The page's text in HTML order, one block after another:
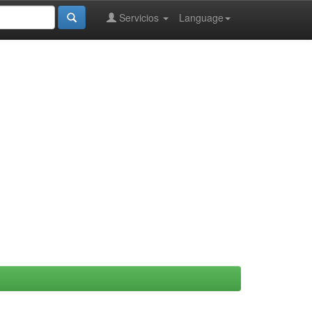
Language
Servicios